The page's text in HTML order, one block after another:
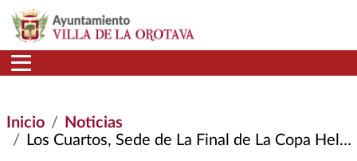
Pasar al contenido principal
Inicio
Noticias
Los Cuartos, Sede de La Final de La Copa Heliodoro Rodríguez López 2025